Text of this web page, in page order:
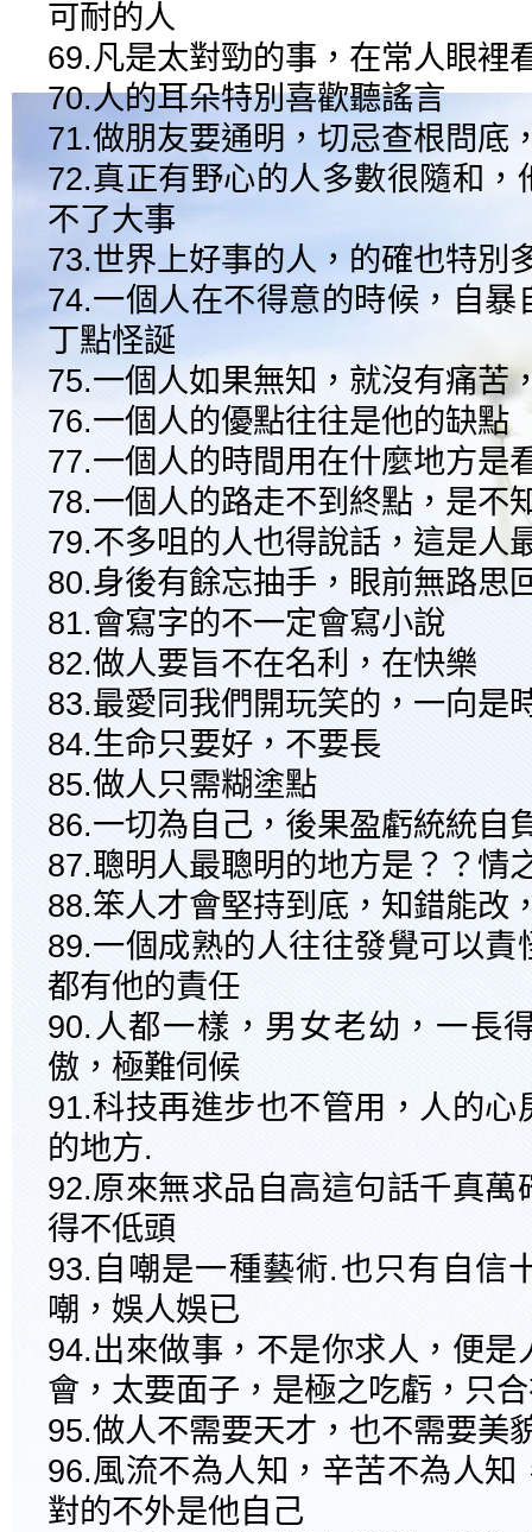
可耐的人
69.凡是太對勁的事，在常人眼裡
70.人的耳朵特別喜歡聽謠言
71.做朋友要通明，切忌查根問底
72.真正有野心的人多數很隨和，
不了大事
73.世界上好事的人，的確也特別
74.一個人在不得意的時候，自暴
丁點怪誕
75.一個人如果無知，就沒有痛苦
76.一個人的優點往往是他的缺點
77.一個人的時間用在什麼地方是
78.一個人的路走不到終點，是不
79.不多咀的人也得說話，這是人
80.身後有餘忘抽手，眼前無路思
81.會寫字的不一定會寫小說
82.做人要旨不在名利，在快樂
83.最愛同我們開玩笑的，一向是
84.生命只要好，不要長
85.做人只需糊塗點
86.一切為自己，後果盈虧統統自
87.聰明人最聰明的地方是？？情
88.笨人才會堅持到底，知錯能改
89.一個成熟的人往往發覺可以責
都有他的責任
90.人都一樣，男女老幼，一長
傲，極難伺候
91.科技再進步也不管用，人的心
的地方.
92.原來無求品自高這句話千真萬
得不低頭
93.自嘲是一種藝術.也只有自信
嘲，娛人娛已
94.出來做事，不是你求人，便是
會，太要面子，是極之吃虧，只
95.做人不需要天才，也不需要美
96.風流不為人知，辛苦不為人知
對的不外是他自己